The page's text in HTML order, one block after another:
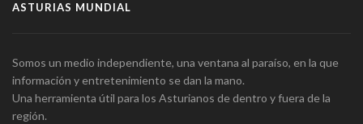
ASTURIAS MUNDIAL
Somos un medio independiente, una ventana al paraíso, en la que
información y entretenimiento se dan la mano.
Una herramienta útil para los Asturianos de dentro y fuera de la
región.